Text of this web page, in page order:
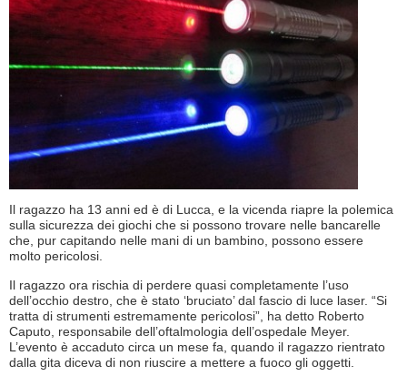
Il ragazzo ha 13 anni ed è di Lucca, e la vicenda riapre la polemica
sulla sicurezza dei giochi che si possono trovare nelle bancarelle
che, pur capitando nelle mani di un bambino, possono essere
molto pericolosi.
Il ragazzo ora rischia di perdere quasi completamente l’uso
dell’occhio destro, che è stato ‘bruciato’ dal fascio di luce laser. “Si
tratta di strumenti estremamente pericolosi”, ha detto Roberto
Caputo, responsabile dell’oftalmologia dell’ospedale Meyer.
L’evento è accaduto circa un mese fa, quando il ragazzo rientrato
dalla gita diceva di non riuscire a mettere a fuoco gli oggetti.